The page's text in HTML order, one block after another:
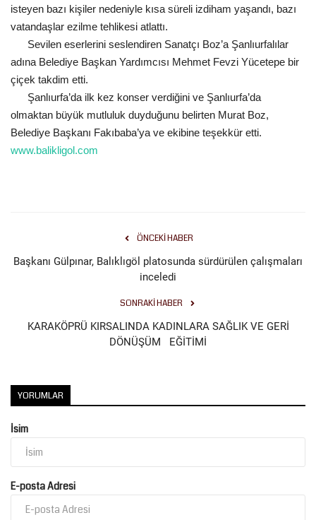
isteyen bazı kişiler nedeniyle kısa süreli izdiham yaşandı, bazı
vatandaşlar ezilme tehlikesi atlattı.
Sevilen eserlerini seslendiren Sanatçı Boz’a Şanlıurfalılar
adına Belediye Başkan Yardımcısı Mehmet Fevzi Yücetepe bir
çiçek takdim etti.
Şanlıurfa’da ilk kez konser verdiğini ve Şanlıurfa’da
olmaktan büyük mutluluk duyduğunu belirten Murat Boz,
Belediye Başkanı Fakıbaba’ya ve ekibine teşekkür etti.
www.balikligol.com
ÖNCEKI HABER
Başkanı Gülpınar, Balıklıgöl platosunda sürdürülen çalışmaları
inceledi
SONRAKI HABER
KARAKÖPRÜ KIRSALINDA KADINLARA SAĞLIK VE GERİ
DÖNÜŞÜM EĞİTİMİ
YORUMLAR
İsim
E-posta Adresi